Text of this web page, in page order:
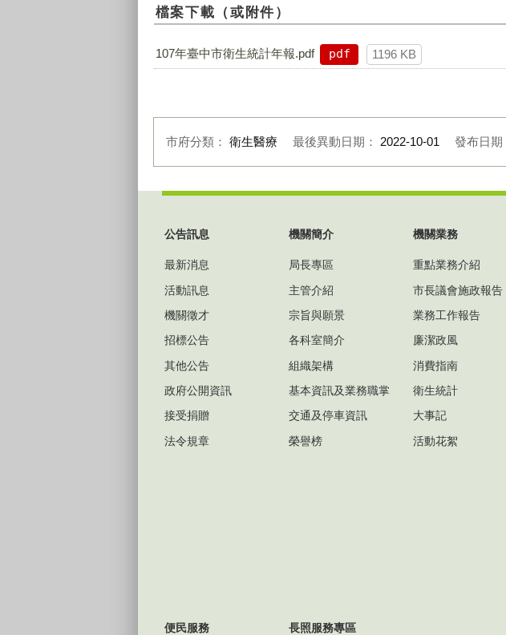
檔案下載（或附件）
107年臺中市衛生統計年報.pdf pdf 1196 KB
市府分類： 衛生醫療 最後異動日期： 2022-10-01 發布日期
公告訊息
最新消息
活動訊息
機關徵才
招標公告
其他公告
政府公開資訊
接受捐贈
法令規章
機關簡介
局長專區
主管介紹
宗旨與願景
各科室簡介
組織架構
基本資訊及業務職掌
交通及停車資訊
榮譽榜
機關業務
重點業務介紹
市長議會施政報告
業務工作報告
廉潔政風
消費指南
衛生統計
大事記
活動花絮
便民服務 長照服務專區